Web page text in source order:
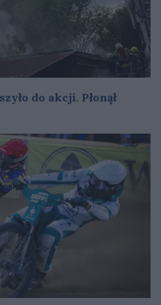
do akcji. Płonął